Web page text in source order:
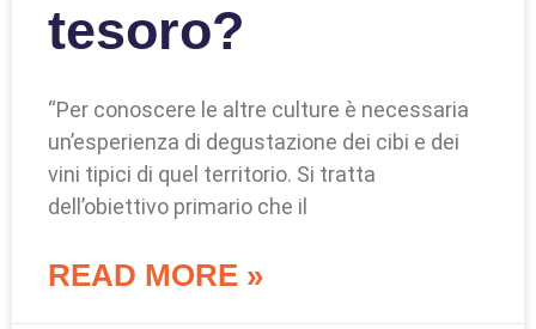
tesoro?
“Per conoscere le altre culture è necessaria
un’esperienza di degustazione dei cibi e dei
vini tipici di quel territorio. Si tratta
dell’obiettivo primario che il
READ MORE »